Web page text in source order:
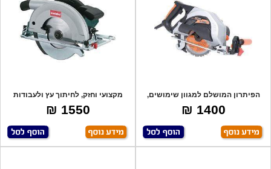
הפיתרון המושלם למגוון שימושים,
הכל עם או
1400 ₪
מקצועי וחזק, לחיתוך עץ ולעבודות
מגוונות,
1550 ₪